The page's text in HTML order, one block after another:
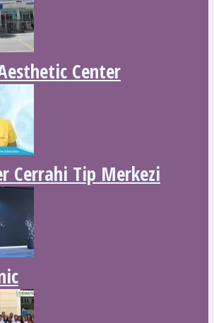
Center
Cerrahi Tip Merkezi